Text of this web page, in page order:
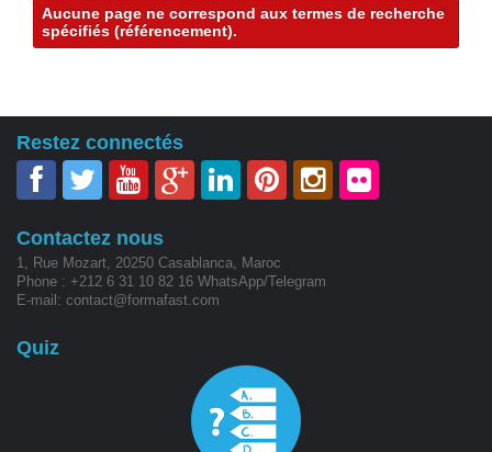
Aucune page ne correspond aux termes de recherche
spécifiés (référencement).
×
Restez connectés
Contactez nous
1, Rue Mozart, 20250 Casablanca, Maroc
Phone : +212 6 31 10 82 16 WhatsApp/Telegram
E-mail: contact@formafast.com
Quiz